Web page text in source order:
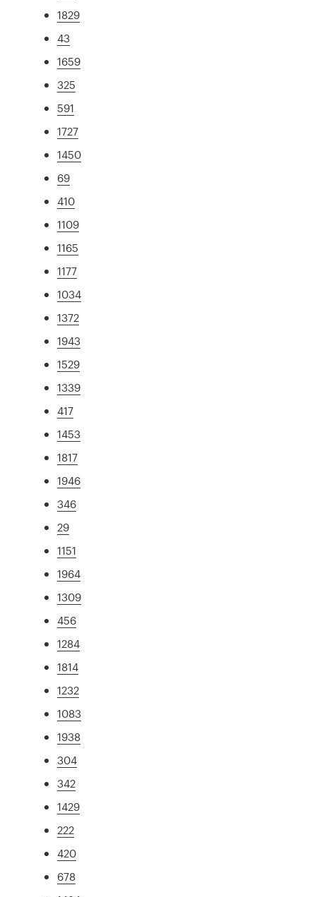
1829
43
1659
325
591
1727
1450
69
410
1109
1165
1177
1034
1372
1943
1529
1339
417
1453
1817
1946
346
29
1151
1964
1309
456
1284
1814
1232
1083
1938
304
342
1429
222
420
678